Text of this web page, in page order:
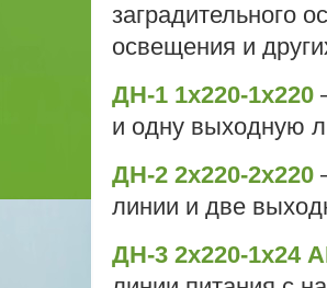
заградительного
освещения и
ДН-1 1х220-1х220
и одну выходную
ДН-2 2х220-2х220
линии и две
ДН-3 2х220-1х24